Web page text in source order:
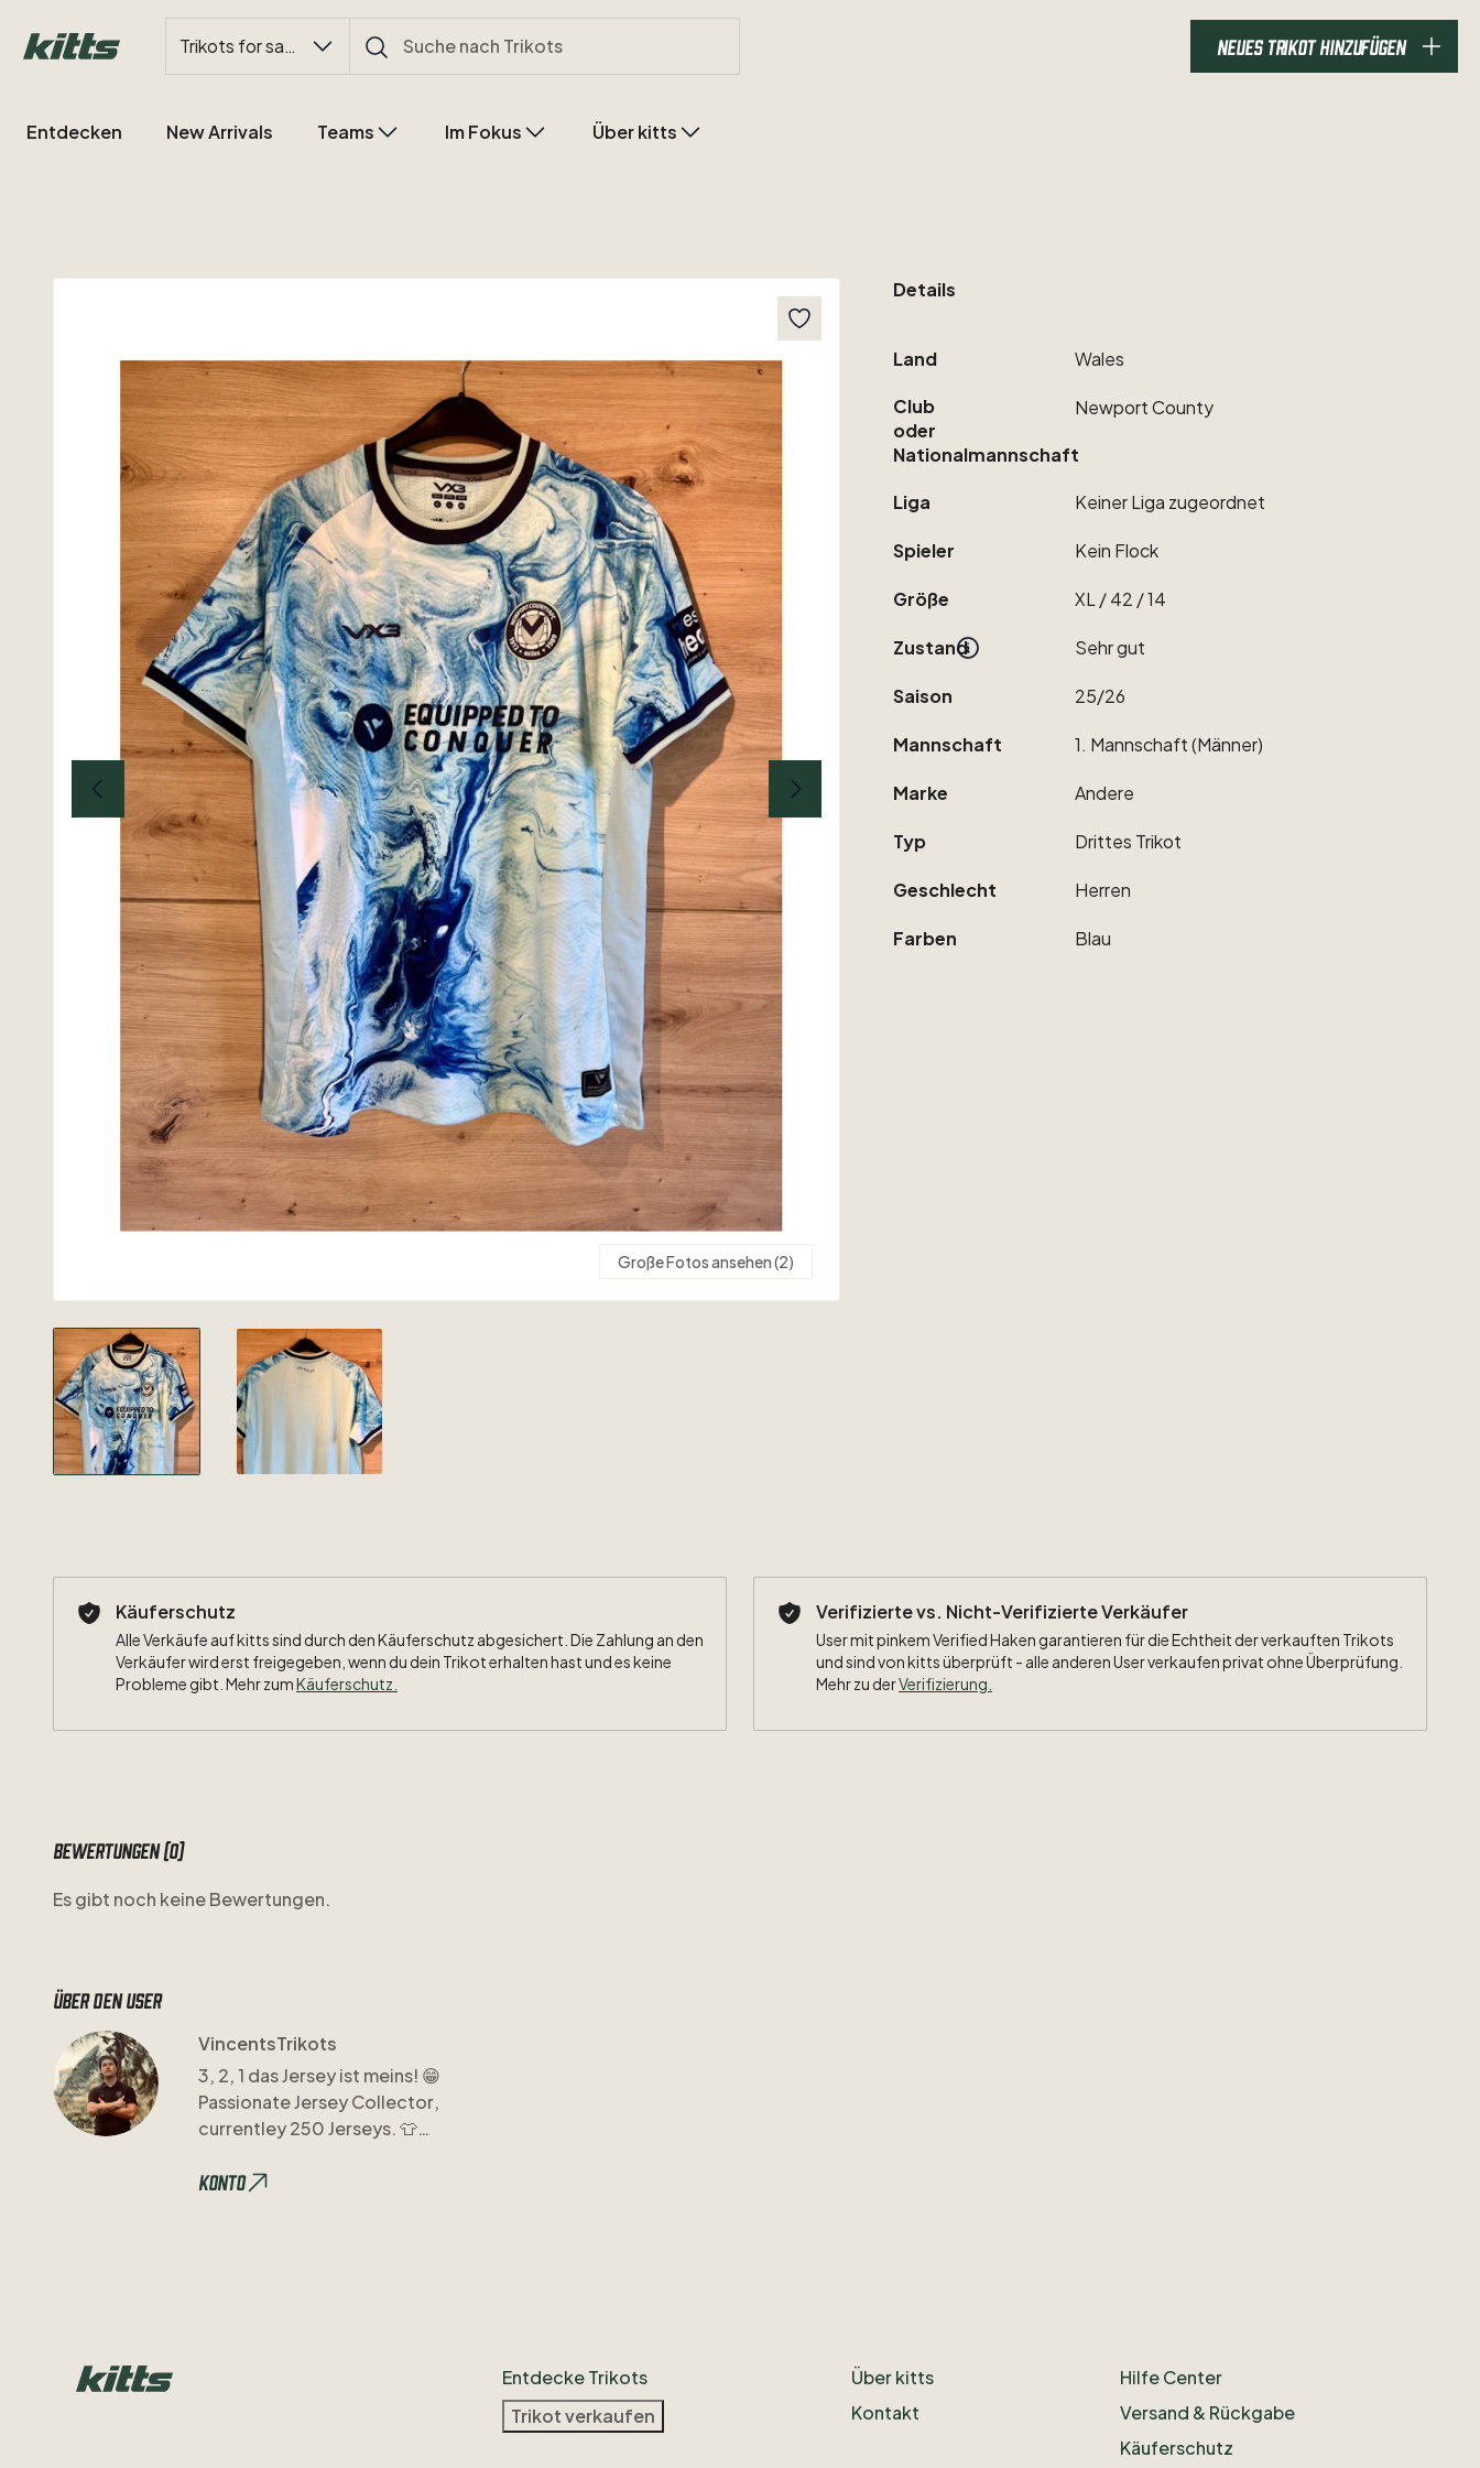
Trikots for sale NEUES TRIKOT HINZUFÜGEN
Entdecken New Arrivals Teams Im Fokus Über kitts
Große Fotos ansehen (2)
Details
Land Wales
Club
oder
Nationalmannschaft
NewportCounty
Liga KeinerLiga zugeordnet
Spieler Kein Flock
Größe XL ​/​42 ​/​14
Zustand Sehrgut
Saison 25​/​26
Mannschaft 1. Mannschaft(Männer)
Marke Andere
Typ Drittes Trikot
Geschlecht Herren
Farben Blau
Käuferschutz
Alle Verkäufe auf kitts sind durch den Käuferschutz abgesichert. Die Zahlung an den
Verkäufer wird erst freigegeben, wenn du dein Trikot erhalten hast und es keine
Probleme gibt. Mehr zumKäuferschutz
Verifizierte vs. Nicht-Verifizierte Verkäufer
User mit pinkem Verified Haken garantieren für die Echtheit der verkauften Trikots
und sind von kitts überprüft - alle anderen User verkaufen privat ohne Überprüfung.
Mehr zu derVerifizierung.
Bewertungen (0)
Es gibt noch keine Bewertungen.
Über den user
VincentsTrikots
3​,​ 2​,​1 dasJerseyist meins! 😁
PassionateJerseyCollector​,​
currentley250Jerseys.👕
Konto
Entdecke Trikots
Trikot verkaufen
Über kitts
Kontakt
Hilfe Center
Versand & Rückgabe
Käuferschutz